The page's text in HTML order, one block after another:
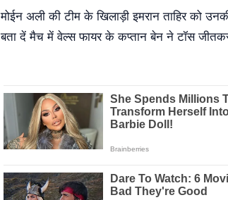
मोईन अली की टीम के खिलाड़ी इमरान ताहिर को
बता दें मैच में वेल्स फायर के कप्तान बेन ने टॉस